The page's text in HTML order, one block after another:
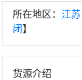
所在地区： 江苏
闭】
货源介绍